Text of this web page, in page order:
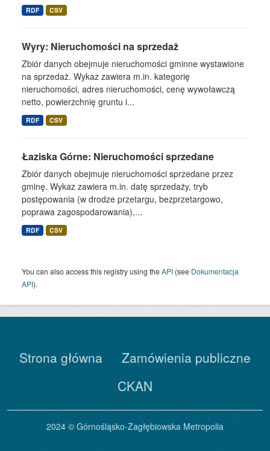
RDF CSV
Wyry: Nieruchomości na sprzedaż
Zbiór danych obejmuje nieruchomości gminne wystawione
na sprzedaż. Wykaz zawiera m.in. kategorię
nieruchomości, adres nieruchomości, cenę wywoławczą
netto, powierzchnię gruntu i...
RDF CSV
Łaziska Górne: Nieruchomości sprzedane
Zbiór danych obejmuje nieruchomości sprzedane przez
gminę. Wykaz zawiera m.in. datę sprzedaży, tryb
postępowania (w drodze przetargu, bezprzetargowo,
poprawa zagospodarowania),...
RDF CSV
You can also access this registry using theAPI (see Dokumentacja
API).
Strona główna
Zamówienia publiczne
CKAN
2024 © Górnośląsko-Zagłębiowska Metropolia